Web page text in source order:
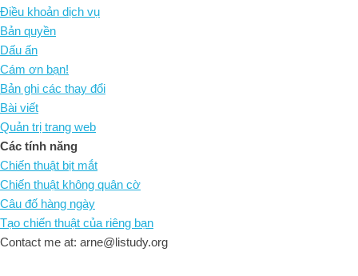
Điều khoản dịch vụ
Bản quyền
Dấu ấn
Cám ơn bạn!
Bản ghi các thay đổi
Bài viết
Quản trị trang web
Các tính năng
Chiến thuật bịt mắt
Chiến thuật không quân cờ
Câu đố hàng ngày
Tạo chiến thuật của riêng bạn
Contact me at: arne@listudy.org